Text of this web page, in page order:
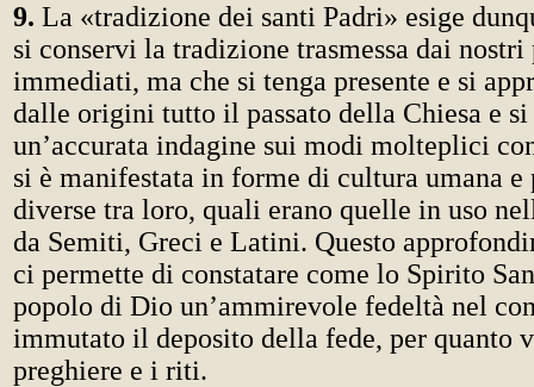
9. La «tradizione dei santi Padri» esige
si conservi la tradizione trasmessa dai nostri
immediati, ma che si tenga presente e si
dalle origini tutto il passato della Chiesa e
un’accurata indagine sui modi molteplici
si è manifestata in forme di cultura umana e
diverse tra loro, quali erano quelle in uso
da Semiti, Greci e Latini. Questo
ci permette di constatare come lo Spirito
popolo di Dio un’ammirevole fedeltà nel
immutato il deposito della fede, per quanto
preghiere e i riti.